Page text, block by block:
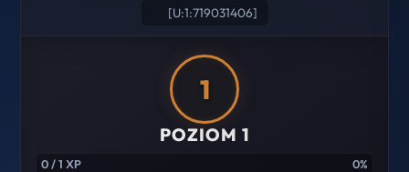
[U:1:719031406]
1
POZIOM 1
0 / 1 XP 0%